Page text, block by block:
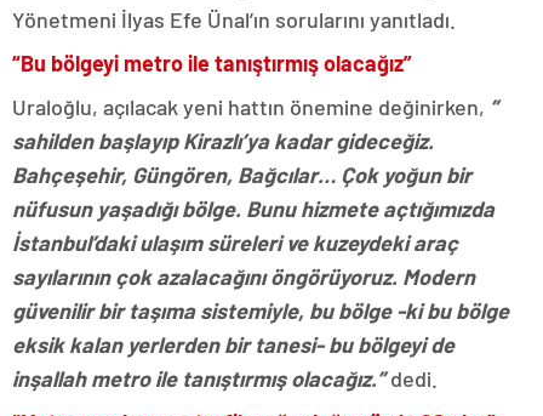
Yönetmeni İlyas Efe Ünal’ın sorularını yanıtladı.
“Bu bölgeyi metro ile tanıştırmış olacağız”
Uraloğlu, açılacak yeni hattın önemine değinirken, ”
sahilden başlayıp Kirazlı’ya kadar gideceğiz.
Bahçeşehir, Güngören, Bağcılar… Çok yoğun bir
nüfusun yaşadığı bölge. Bunu hizmete açtığımızda
İstanbul’daki ulaşım süreleri ve kuzeydeki araç
sayılarının çok azalacağını öngörüyoruz. Modern
güvenilir bir taşıma sistemiyle, bu bölge -ki bu bölge
eksik kalan yerlerden bir tanesi- bu bölgeyi de
inşallah metro ile tanıştırmış olacağız.”dedi.